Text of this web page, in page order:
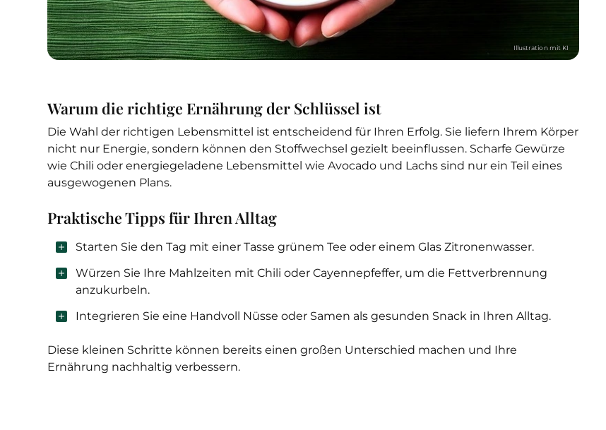
Warum die richtige Ernährung der Schlüssel ist
Die Wahl der richtigen Lebensmittel ist entscheidend für Ihren Erfolg. Sie liefern Ihrem Körper
nicht nur Energie, sondern können den Stoffwechsel gezielt beeinflussen. Scharfe Gewürze
wie Chili oder energiegeladene Lebensmittel wie Avocado und Lachs sind nur ein Teil eines
ausgewogenen Plans.
Praktische Tipps für Ihren Alltag
Starten Sie den Tag mit einer Tasse grünem Tee oder einem Glas Zitronenwasser.
Würzen Sie Ihre Mahlzeiten mit Chili oder Cayennepfeffer, um die Fettverbrennung
anzukurbeln.
Integrieren Sie eine Handvoll Nüsse oder Samen als gesunden Snack in Ihren Alltag.
Diese kleinen Schritte können bereits einen großen Unterschied machen und Ihre
Ernährung nachhaltig verbessern.